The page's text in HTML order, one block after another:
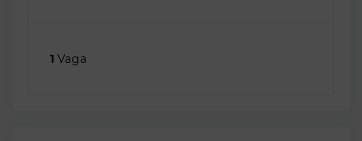
1 Vaga